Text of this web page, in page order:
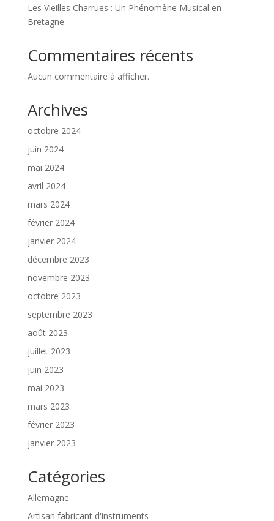
Les Vieilles Charrues : Un Phénomène Musical en
Bretagne
Commentaires récents
Aucun commentaire à afficher.
Archives
octobre 2024
juin 2024
mai 2024
avril 2024
mars 2024
février 2024
janvier 2024
décembre 2023
novembre 2023
octobre 2023
septembre 2023
août 2023
juillet 2023
juin 2023
mai 2023
mars 2023
février 2023
janvier 2023
Catégories
Allemagne
Artisan fabricant d'instruments